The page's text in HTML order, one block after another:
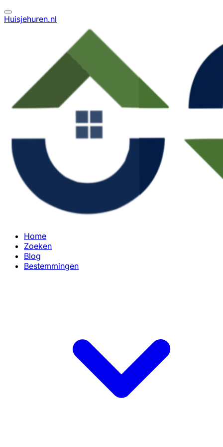
Huisjehuren.nl
Home
Zoeken
Blog
Bestemmingen